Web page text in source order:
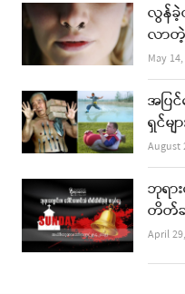
လွန်ခဲ့
လာတဲ့
May
အပြ
ရှင်မျ
August
ဘုရာ
တိတ်
April